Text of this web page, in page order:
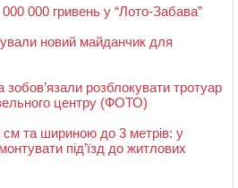
000 гривень у “Лото-Забава”
новий майданчик для
розблокувати тротуар
центру (ФОТО)
та шириною до 3 метрів: у
під’їзд до житлових